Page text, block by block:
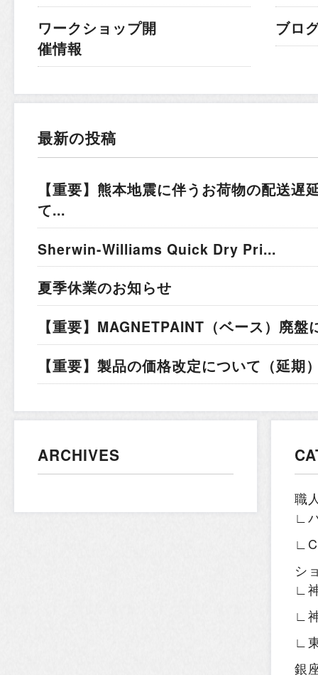
ワークショップ開
催情報
ブロ
最新の投稿
【重要】熊本地震に伴うお荷物の配送遅
て...
Sherwin-Williams Quick Dry Pri...
夏季休業のお知らせ
【重要】MAGNETPAINT（ベース）廃
【重要】製品の価格改定について（延期
ARCHIVES
職
∟
シ
∟
∟
∟
銀